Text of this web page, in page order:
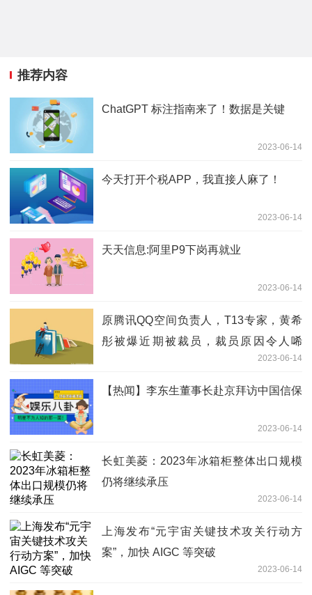
推荐内容
ChatGPT 标注指南来了！数据是关键
2023-06-14
今天打开个税APP，我直接人麻了！
2023-06-14
天天信息:阿里P9下岗再就业
2023-06-14
原腾讯QQ空间负责人，T13专家，黄希
彤被爆近期被裁员，裁员原因令人唏
2023-06-14
【热闻】李东生董事长赴京拜访中国信保
2023-06-14
长虹美菱：2023年冰箱柜整体出口规模
仍将继续承压
2023-06-14
上海发布“元宇宙关键技术攻关行动方
案”，加快 AIGC 等突破
2023-06-14